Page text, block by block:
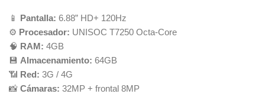
📱 Pantalla: 6.88” HD+ 120Hz
⚙️ Procesador: UNISOC T7250 Octa-Core
🧠 RAM: 4GB
💾 Almacenamiento: 64GB
📶 Red: 3G / 4G
📸 Cámaras: 32MP + frontal 8MP